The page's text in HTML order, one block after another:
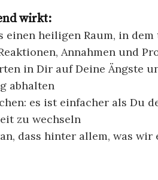
wirkt:
einen heiligen Raum, in
Annahmen und
in Dir auf Deine Ängste
abhalten
es ist einfacher als Du
zu wechseln
dass hinter allem, was